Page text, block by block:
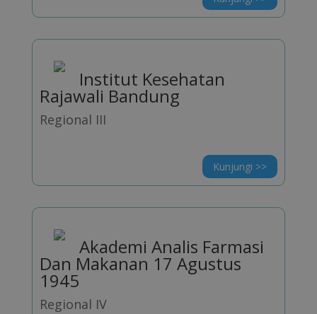
Institut Kesehatan
Rajawali Bandung
Regional III
Kunjungi >>
Akademi Analis Farmasi
Dan Makanan 17 Agustus
1945
Regional IV